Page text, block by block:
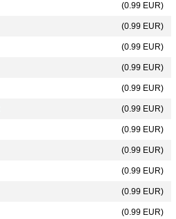
(0.99 EUR)
(0.99 EUR)
(0.99 EUR)
(0.99 EUR)
(0.99 EUR)
(0.99 EUR)
(0.99 EUR)
(0.99 EUR)
(0.99 EUR)
(0.99 EUR)
(0.99 EUR)